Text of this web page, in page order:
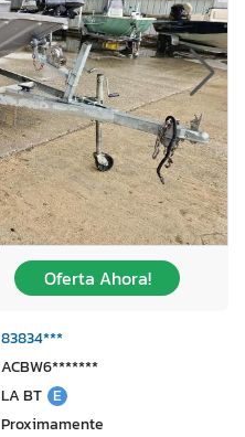
Oferta Ahora!
83834***
ACBW6*******
LA BT E
Proximamente